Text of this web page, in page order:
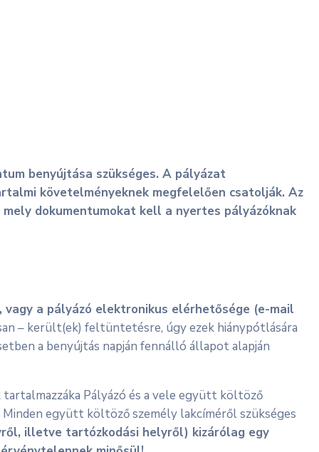
benyújtása szükséges. A pályázat
követelményeknek megfelelően csatolják. Az
dokumentumokat kell a nyertes pályázóknak
a pályázó elektronikus elérhetősége (e-mail
– került(ek) feltüntetésre, úgy ezek hiánypótlására
a benyújtás napján fennálló állapot alapján
tartalmazzáka Pályázó és a vele együtt költöző
együtt költöző személy lakcíméről szükséges
illetve tartózkodási helyről) kizárólag egy